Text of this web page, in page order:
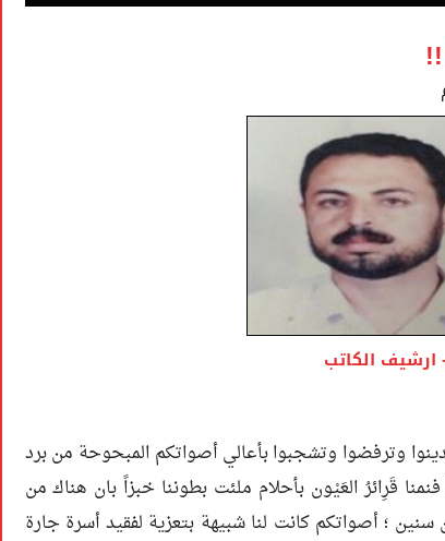
ارشيف الكاتب
وترفضوا وتشجبوا بأعالي أصواتكم المبحوحة من برد
قَرِائرُ العَيْون بأحلام ملئت بطوننا خبزاً بان هناك من
؛ أصواتكم كانت لنا شبيهة بتعزية لفقيد أسرة جارة